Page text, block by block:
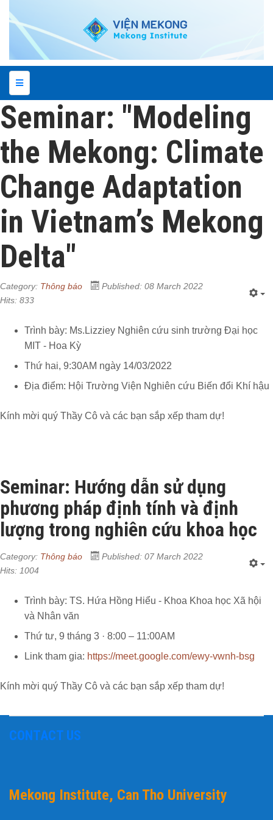
Seminar: "Modeling
the Mekong: Climate
Change Adaptation
in Vietnam’s Mekong
Delta"
Category: Thông báo
Published: 08 March 2022
Hits: 833
Trình bày: Ms.Lizziey Nghiên cứu sinh trường Đại học
MIT - Hoa Kỳ
Thứ hai, 9:30AM ngày 14/03/2022
Địa điểm: Hội Trường Viện Nghiên cứu Biến đổi Khí hậu
Kính mời quý Thầy Cô và các bạn sắp xếp tham dự!
Seminar: Hướng dẫn sử dụng
phương pháp định tính và định
lượng trong nghiên cứu khoa học
Category: Thông báo
Published: 07 March 2022
Hits: 1004
Trình bày: TS. Hứa Hồng Hiểu - Khoa Khoa học Xã hội
và Nhân văn
Thứ tư, 9 tháng 3 · 8:00 – 11:00AM
Link tham gia: https://meet.google.com/ewy-vwnh-bsg
Kính mời quý Thầy Cô và các bạn sắp xếp tham dự!
CONTACT US
Mekong Institute, Can Tho University